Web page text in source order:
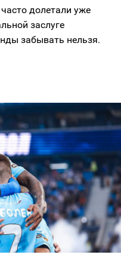
долетали уже
заслуге
забывать нельзя.